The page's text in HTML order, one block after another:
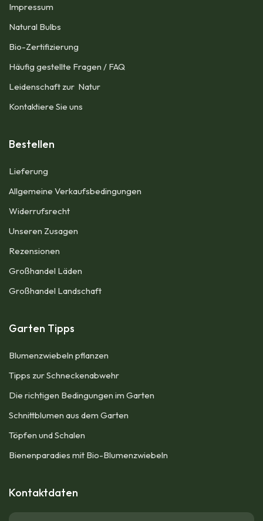
Impressum​
Natural Bulbs
Bio-Zertifizierung
Häufig gestellte Fragen / FAQ
Leidenschaft zur Natur
Kontaktiere Sie uns
Bestellen
Lieferung
Allgemeine Verkaufsbedingungen​
Widerrufsrecht
Unseren Zusagen
Rezensionen​
Großhandel Läden
Großhandel Landschaft
Garten Tipps
Blumenzwiebeln pflanzen
Tipps zur Schneckenabwehr
Die richtigen Bedingungen im Garten
Schnittblumen aus dem Garten
Töpfen und Schalen
Bienenparadies mit Bio-Blumenzwiebeln
Kontaktdaten